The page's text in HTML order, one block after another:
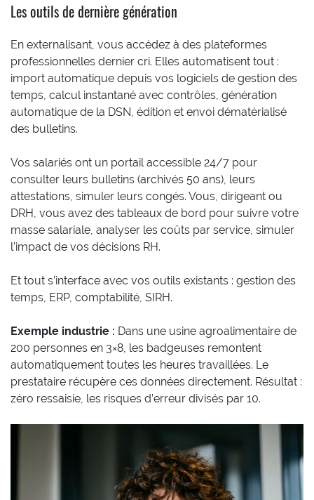
Les outils de dernière génération
En externalisant, vous accédez à des plateformes
professionnelles dernier cri. Elles automatisent tout :
import automatique depuis vos logiciels de gestion des
temps, calcul instantané avec contrôles, génération
automatique de la DSN, édition et envoi dématérialisé
des bulletins.
Vos salariés ont un portail accessible 24/7 pour
consulter leurs bulletins (archivés 50 ans), leurs
attestations, simuler leurs congés. Vous, dirigeant ou
DRH, vous avez des tableaux de bord pour suivre votre
masse salariale, analyser les coûts par service, simuler
l’impact de vos décisions RH.
Et tout s’interface avec vos outils existants : gestion des
temps, ERP, comptabilité, SIRH.
Exemple industrie : Dans une usine agroalimentaire de
200 personnes en 3×8, les badgeuses remontent
automatiquement toutes les heures travaillées. Le
prestataire récupère ces données directement. Résultat :
zéro ressaisie, les risques d’erreur divisés par 10.